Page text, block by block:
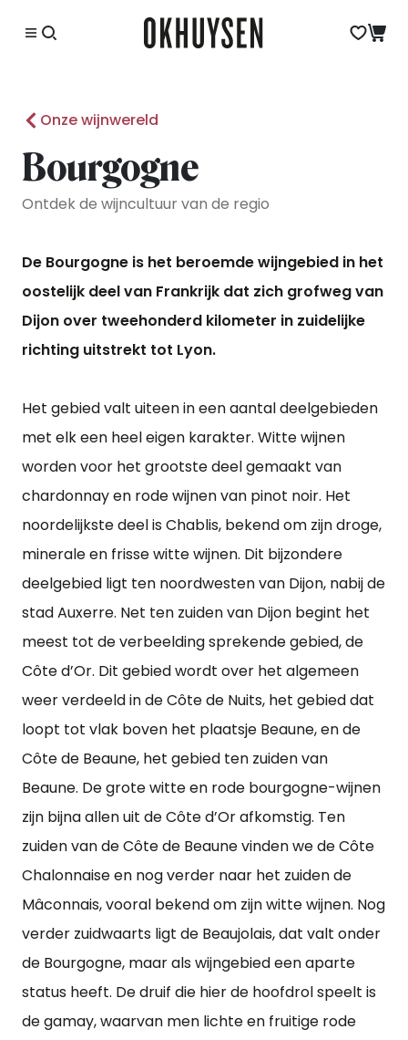
Onze wijnwereld
Bourgogne
Ontdek de wijncultuur van de regio
De Bourgogne is het beroemde wijngebied in het
oostelijk deel van Frankrijk dat zich grofweg van
Dijon over tweehonderd kilometer in zuidelijke
richting uitstrekt tot Lyon.
Het gebied valt uiteen in een aantal deelgebieden
met elk een heel eigen karakter. Witte wijnen
worden voor het grootste deel gemaakt van
chardonnay en rode wijnen van pinot noir. Het
noordelijkste deel is Chablis, bekend om zijn droge,
minerale en frisse witte wijnen. Dit bijzondere
deelgebied ligt ten noordwesten van Dijon, nabij de
stad Auxerre. Net ten zuiden van Dijon begint het
meest tot de verbeelding sprekende gebied, de
Côte d’Or. Dit gebied wordt over het algemeen
weer verdeeld in de Côte de Nuits, het gebied dat
loopt tot vlak boven het plaatsje Beaune, en de
Côte de Beaune, het gebied ten zuiden van
Beaune. De grote witte en rode bourgogne-wijnen
zijn bijna allen uit de Côte d’Or afkomstig. Ten
zuiden van de Côte de Beaune vinden we de Côte
Chalonnaise en nog verder naar het zuiden de
Mâconnais, vooral bekend om zijn witte wijnen. Nog
verder zuidwaarts ligt de Beaujolais, dat valt onder
de Bourgogne, maar als wijngebied een aparte
status heeft. De druif die hier de hoofdrol speelt is
de gamay, waarvan men lichte en fruitige rode